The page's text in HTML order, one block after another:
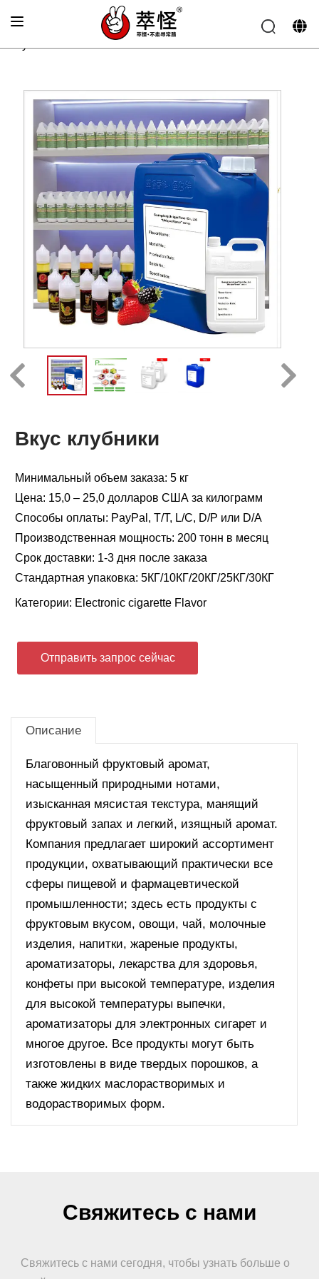
Аромат для электронных сигарет
Вкус
Вкус клубники
Минимальный объем заказа: 5 кг
Цена: 15,0 – 25,0 долларов США за килограмм
Способы оплаты: PayPal, T/T, L/C, D/P или D/A
Производственная мощность: 200 тонн в месяц
Срок доставки: 1-3 дня после заказа
Стандартная упаковка: 5КГ/10КГ/20КГ/25КГ/30КГ
Категории: Electronic cigarette Flavor
Отправить запрос сейчас
Описание
Благовонный фруктовый аромат,
насыщенный природными нотами,
изысканная мясистая текстура, манящий
фруктовый запах и легкий, изящный аромат.
Компания предлагает широкий ассортимент
продукции, охватывающий практически все
сферы пищевой и фармацевтической
промышленности; здесь есть продукты с
фруктовым вкусом, овощи, чай, молочные
изделия, напитки, жареные продукты,
ароматизаторы, лекарства для здоровья,
конфеты при высокой температуре, изделия
для высокой температуры выпечки,
ароматизаторы для электронных сигарет и
многое другое. Все продукты могут быть
изготовлены в виде твердых порошков, а
также жидких маслорастворимых и
водорастворимых форм.
Свяжитесь с нами
Свяжитесь с нами сегодня, чтобы узнать больше о